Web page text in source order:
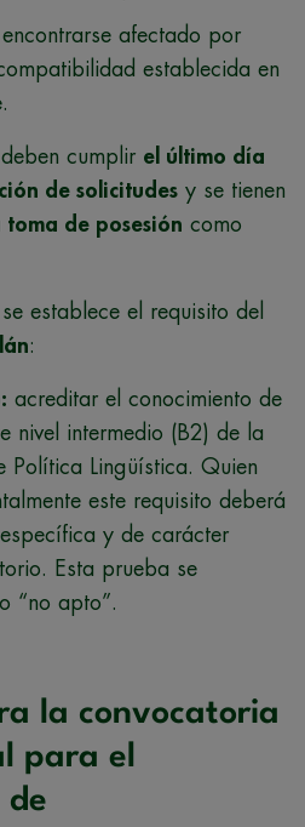
afectado por
establecida en
cumplir el último día
de solicitudes y se tienen
de posesión como
establece el requisito del
:
acreditar el conocimiento de
nivel intermedio (B2) de la
Política Lingüística. Quien
este requisito deberá
y de carácter
Esta prueba se
“no apto”.
la convocatoria
para el
de